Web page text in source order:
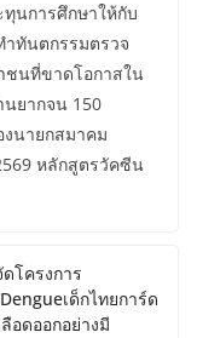
นการศึกษาให้กับ
ำทันตกรรมตรวจ
ชนที่ขาดโอกาสใน
ยากจน 150
งนายกสมาคม
หลักสูตรวัคซีน
โครงการ
เด็กไทยการ์ด
อดออกอย่างมี